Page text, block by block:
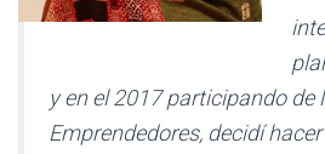
y en el 2017 participando de
Emprendedores, decidí